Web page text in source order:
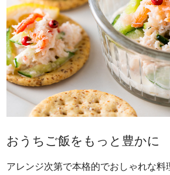
おうちご飯をもっと豊かに
アレンジ次第で本格的でおしゃれな料